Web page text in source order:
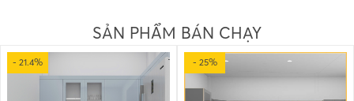
SẢN PHẨM BÁN CHẠY
- 21.4% - 25%